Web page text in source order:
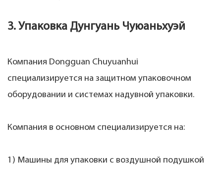
3. Упаковка Дунгуань Чуюаньхуэй
Компания Dongguan Chuyuanhui
специализируется на защитном упаковочном
оборудовании и системах надувной упаковки.
Компания в основном специализируется на:
1) Машины для упаковки с воздушной подушкой